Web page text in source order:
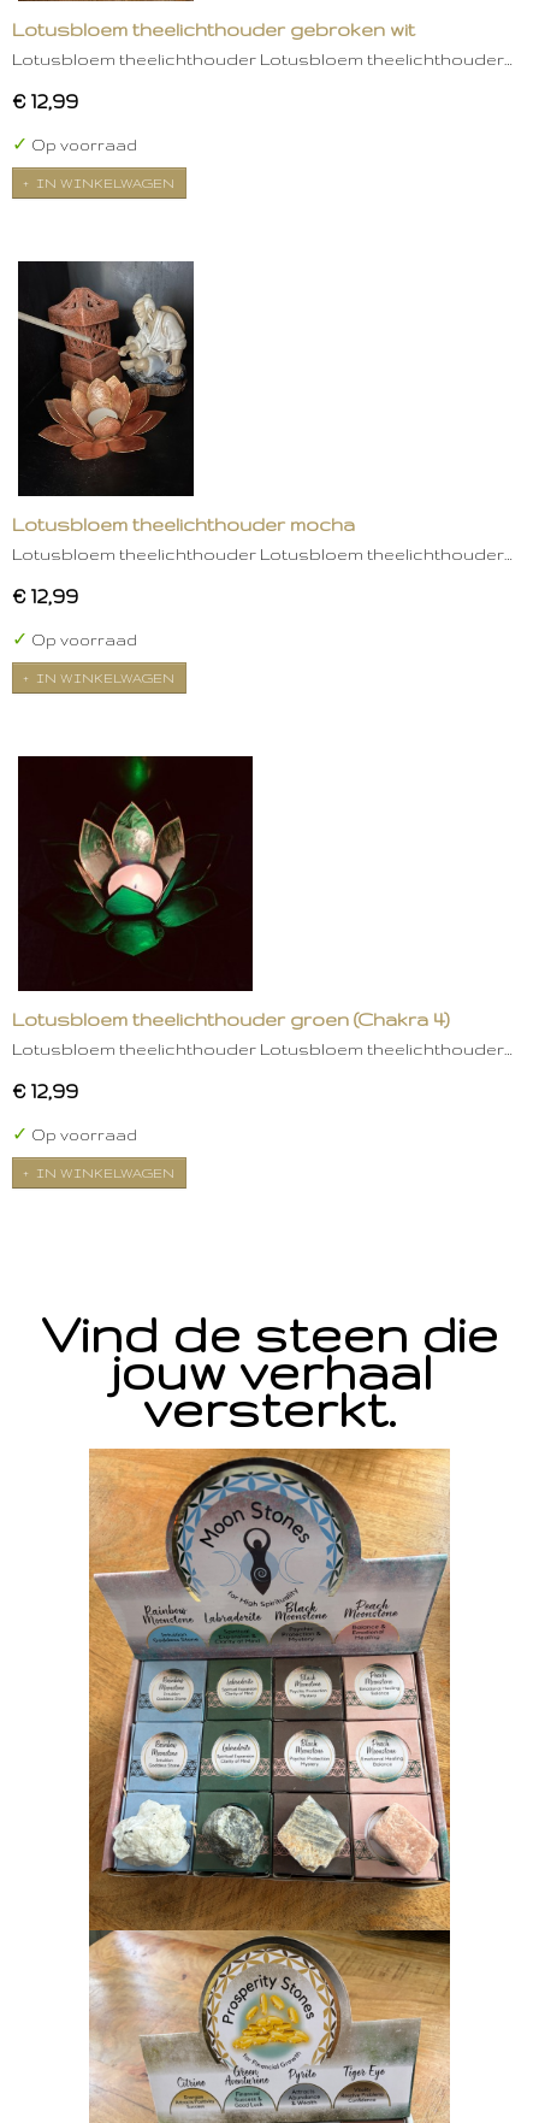
Lotusbloem theelichthouder gebroken wit
Lotusbloem theelichthouder Lotusbloem theelichthouder…
€ 12,99
✓ Op voorraad
IN WINKELWAGEN
Lotusbloem theelichthouder mocha
Lotusbloem theelichthouder Lotusbloem theelichthouder…
€ 12,99
✓ Op voorraad
IN WINKELWAGEN
Lotusbloem theelichthouder groen (Chakra 4)
Lotusbloem theelichthouder Lotusbloem theelichthouder…
€ 12,99
✓ Op voorraad
IN WINKELWAGEN
Vind de steen die
jouw verhaal
versterkt.